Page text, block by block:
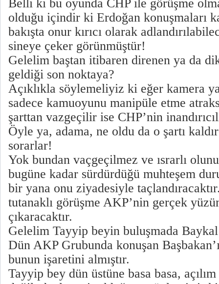
Belli ki bu oyunda CHP ile görüşme
olduğu içindir ki Erdoğan konuşmaları
bakışta onur kırıcı olarak
sineye çeker görünmüştür!
Gelelim baştan itibaren direnen ya da
geldiği son noktaya?
Açıklıkla söylemeliyiz ki eğer kamera
sadece kamuoyunu manipüle etme
şarttan vazgeçilir ise CHP’nin
Öyle ya, adama, ne oldu da o şartı
sorarlar!
Yok bundan vaçgeçilmez ve ısrarlı
bugüne kadar sürdürdüğü muhteşem
bir yana onu ziyadesiyle
tutanaklı görüşme AKP’nin gerçek
çıkaracaktır.
Gelelim Tayyip beyin buluşmada
Dün AKP Grubunda konuşan
bunun işaretini almıştır.
Tayyip bey dün üstüne basa basa,